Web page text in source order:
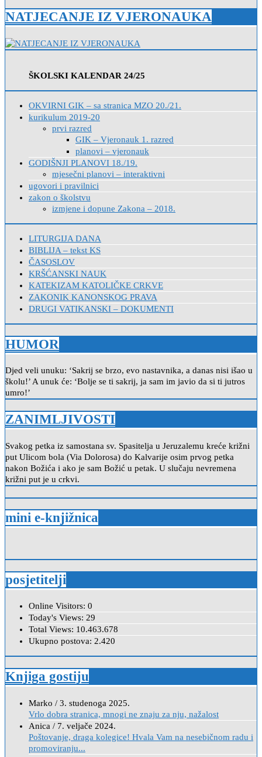
NATJECANJE IZ VJERONAUKA
ŠKOLSKI KALENDAR 24/25
OKVIRNI GIK – sa stranica MZO 20./21.
kurikulum 2019-20
prvi razred
GIK – Vjeronauk 1. razred
planovi – vjeronauk
GODIŠNJI PLANOVI 18./19.
mjesečni planovi – interaktivni
ugovori i pravilnici
zakon o školstvu
izmjene i dopune Zakona – 2018.
LITURGIJA DANA
BIBLIJA – tekst KS
ČASOSLOV
KRŠĆANSKI NAUK
KATEKIZAM KATOLIČKE CRKVE
ZAKONIK KANONSKOG PRAVA
DRUGI VATIKANSKI – DOKUMENTI
HUMOR
Djed veli unuku: ‘Sakrij se brzo, evo nastavnika, a danas nisi išao u
školu!’ A unuk će: ‘Bolje se ti sakrij, ja sam im javio da si ti jutros
umro!’
ZANIMLJIVOSTI
Svakog petka iz samostana sv. Spasitelja u Jeruzalemu kreće križni
put Ulicom bola (Via Dolorosa) do Kalvarije osim prvog petka
nakon Božića i ako je sam Božić u petak. U slučaju nevremena
križni put je u crkvi.
mini e-knjižnica
posjetitelji
Online Visitors: 0
Today's Views: 29
Total Views: 10.463.678
Ukupno postova: 2.420
Knjiga gostiju
Marko / 3. studenoga 2025.
Vrlo dobra stranica, mnogi ne znaju za nju, nažalost
Anica / 7. veljače 2024.
Poštovanje, draga kolegice! Hvala Vam na nesebičnom radu i
promoviranju...